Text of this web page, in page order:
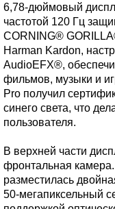
6,78-дюймовый
частотой 120 Гц
CORNING®
Harman Kardon,
AudioEFX®,
фильмов, музыки и
Pro получил
синего света, что
пользователя.
В верхней части
фронтальная
разместилась
50-мегапиксельный